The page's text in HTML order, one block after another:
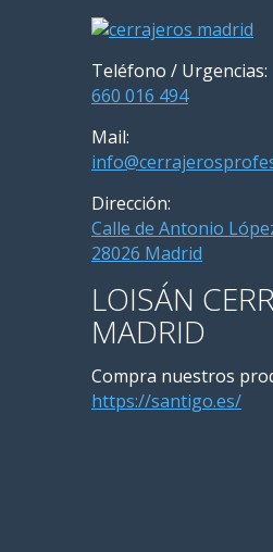
Teléfono / Urgencias:
660 016 494
Mail:
Dirección:
Calle de Antonio
28026 Madrid
LOISÁN
MADRID
Compra nuestros
https://santigo.es/